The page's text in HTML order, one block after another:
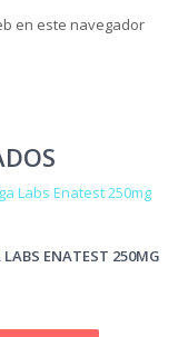
en este navegador
LABS ENATEST 250MG